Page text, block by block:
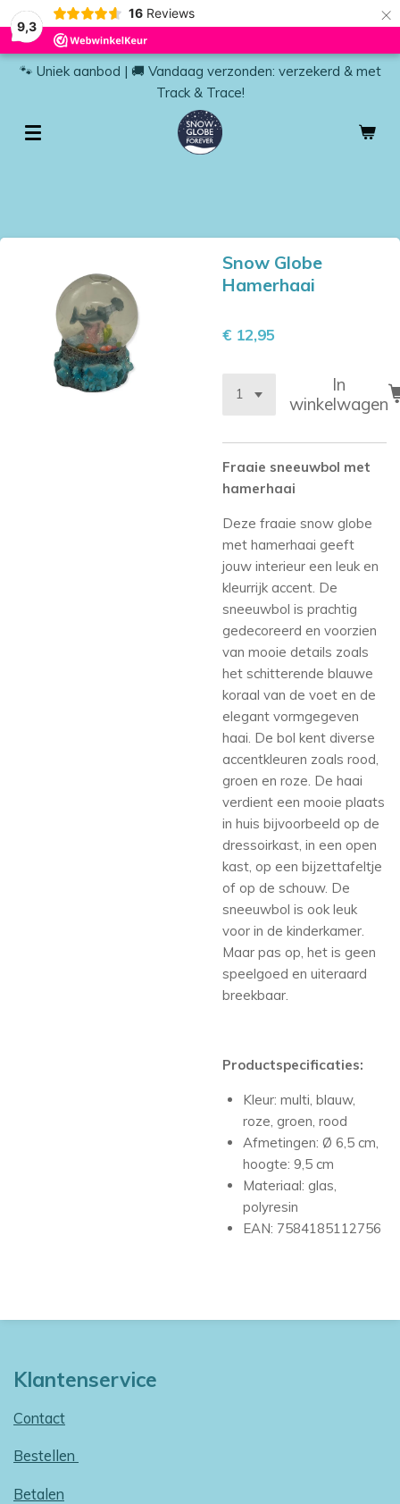
9,3
16 Reviews ×
🐾 Uniek aanbod | 🚚 Vandaag verzonden: verzekerd & met
Track & Trace!
Snow Globe
Hamerhaai
€ 12,95
In
winkelwagen
Fraaie sneeuwbol met
hamerhaai
Deze fraaie snow globe
met hamerhaai geeft
jouw interieur een leuk en
kleurrijk accent. De
sneeuwbol is prachtig
gedecoreerd en voorzien
van mooie details zoals
het schitterende blauwe
koraal van de voet en de
elegant vormgegeven
haai. De bol kent diverse
accentkleuren zoals rood,
groen en roze. De haai
verdient een mooie plaats
in huis bijvoorbeeld op de
dressoirkast, in een open
kast, op een bijzettafeltje
of op de schouw. De
sneeuwbol is ook leuk
voor in de kinderkamer.
Maar pas op, het is geen
speelgoed en uiteraard
breekbaar.
Productspecificaties:
Kleur: multi, blauw,
roze, groen, rood
Afmetingen: Ø 6,5 cm,
hoogte: 9,5 cm
Materiaal: glas,
polyresin
EAN: 7584185112756
Klantenservice
Contact
Bestellen
Betalen